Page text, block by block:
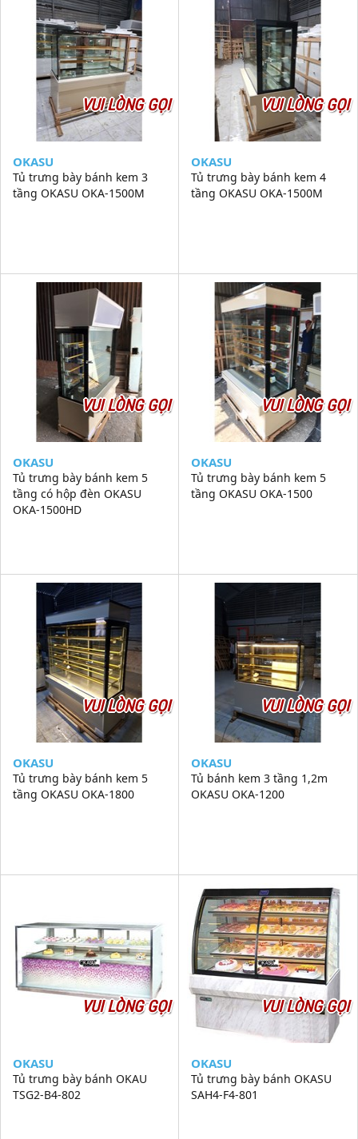
VUI LÒNG GỌI
OKASU
Tủ trưng bày bánh kem 3
tầng OKASU OKA-1500M
VUI LÒNG GỌI
OKASU
Tủ trưng bày bánh kem 4
tầng OKASU OKA-1500M
VUI LÒNG GỌI
OKASU
Tủ trưng bày bánh kem 5
tầng có hộp đèn OKASU
OKA-1500HD
VUI LÒNG GỌI
OKASU
Tủ trưng bày bánh kem 5
tầng OKASU OKA-1500
VUI LÒNG GỌI
OKASU
Tủ trưng bày bánh kem 5
tầng OKASU OKA-1800
VUI LÒNG GỌI
OKASU
Tủ bánh kem 3 tầng 1,2m
OKASU OKA-1200
VUI LÒNG GỌI
OKASU
Tủ trưng bày bánh OKAU
TSG2-B4-802
VUI LÒNG GỌI
OKASU
Tủ trưng bày bánh OKASU
SAH4-F4-801